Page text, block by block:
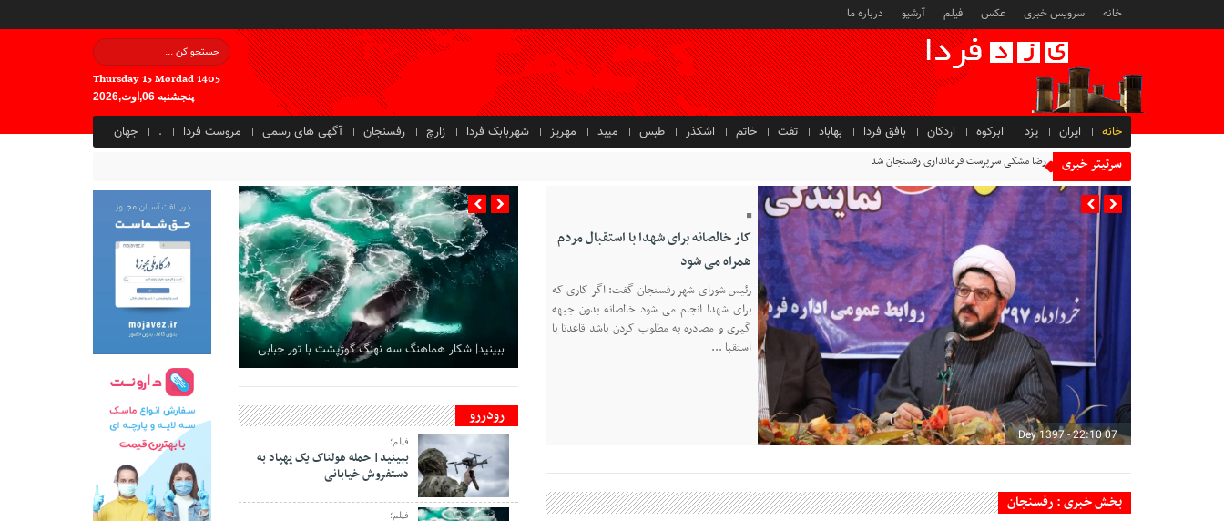
خانه سرویس خبری عکس فیلم آرشیو درباره ما
Thursday 15 Mordad 1405
پنجشنبه 06,اوت,2026
خانه ایران یزد ابرکوه اردکان بافق فردا بهاباد تفت خاتم اشکذر طبس میبد مهریز شهربابک فردا زارچ رفسنجان آگهی های رسمی مروست فردا . جهان
سرتیتر خبری رضا مشکی سرپرست فرمانداری رفسنجان شد
07 Dey 1397 - 22:10
کار خالصانه برای شهدا با استقبال مردم
همراه می شود
رئیس شورای شهر رفسنجان گفت: اگر کاری که
برای شهدا انجام می شود خالصانه بدون جبهه
گیری و مصادره به مطلوب کردن باشد قاعدتا با
استقبا ...
بخش خبری : رفسنجان
ببینید| شکار هماهنگ سه نهنگ گوژپشت با تور حبابی
رودررو
فیلم؛
ببینید| حمله هولناک یک پهپاد به
دستفروش خیابانی
فیلم؛